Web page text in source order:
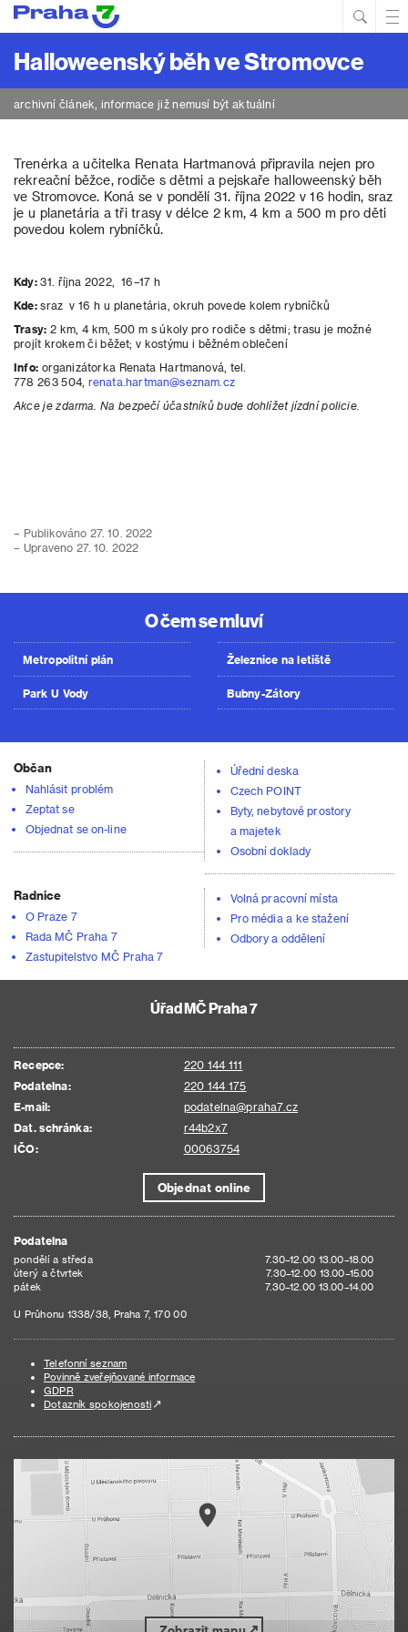
Halloweenský běh ve Stromovce
archivní článek, informace již nemusí být aktuální
Trenérka a učitelka Renata Hartmanová připravila nejen pro
rekreační běžce, rodiče s dětmi a pejskaře halloweenský běh
ve Stromovce. Koná se v pondělí 31. října 2022 v 16 hodin, sraz
je u planetária a tři trasy v délce 2 km, 4 km a 500 m pro děti
povedou kolem rybníčků.
Kdy:31. října 2022, 16–17 h
Kde:sraz v 16 h u planetária, okruh povede kolem rybníčků
Trasy: 2 km, 4 km, 500 m s úkoly pro rodiče s dětmi; trasu je možné
projít krokem či běžet; v kostýmu i běžném oblečení
Info:organizátorka Renata Hartmanová, tel.
778 263 504, renata.hartman@seznam.cz
Akce je zdarma. Na bezpečí účastníků bude dohlížet jízdní policie.
– Publikováno 27. 10. 2022
– Upraveno 27. 10. 2022
O čem se mluví
Metropolitní plán
Park U Vody
Železnice na letiště
Bubny-Zátory
Občan
Nahlásit problém
Zeptat se
Objednat se on-line
Úřední deska
Czech POINT
Byty, nebytové prostory
a majetek
Osobní doklady
Radnice
O Praze 7
Rada MČ Praha 7
Zastupitelstvo MČ Praha 7
Volná pracovní místa
Pro média a ke stažení
Odbory a oddělení
Úřad MČ Praha 7
Recepce:
220 144 111
Podatelna:
220 144 175
E-mail:
podatelna@praha7.cz
Dat. schránka:
r44b2x7
IČO:
00063754
Objednat online
Podatelna
pondělí a středa
7.30–12.00 13.00–18.00
úterý a čtvrtek
7.30–12.00 13.00–15.00
pátek
7.30–12.00 13.00–14.00
U Průhonu 1338/38, Praha 7, 170 00
Telefonní seznam
Povinně zveřejňované informace
GDPR
Dotazník spokojenosti